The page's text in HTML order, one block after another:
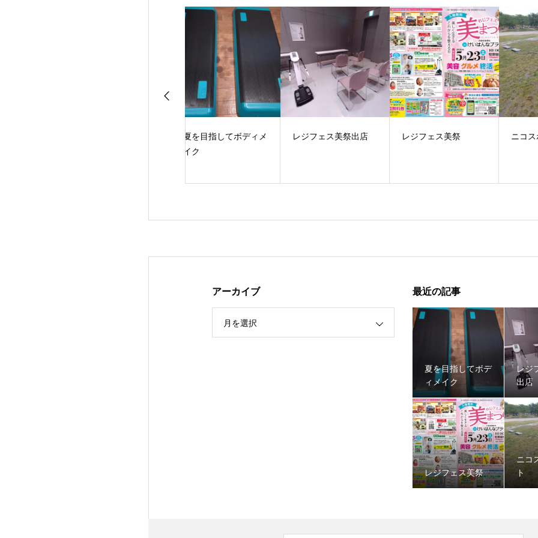
レジフェス美祭出店 レジフェス美祭 ニコスポイベント
夏
アーカイブ
月を選択
最近の記事
夏を目指してボデ
ィメイク
レジ
出店
レジフェス美祭
ニコ
ト